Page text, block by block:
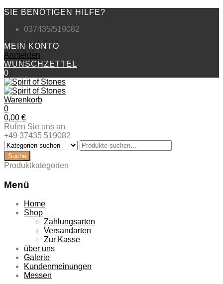
SIE BENÖTIGEN HILFE?
037435/519082
MEIN KONTO
Anmelden
WUNSCHZETTEL
0
Warenkorb
0
0,00 €
Rufen Sie uns an
+49 37435 519082
Produktkategorien
Menü
Zum
Inhalt
Home
Shop
Zahlungsarten
Versandarten
Zur Kasse
über uns
Galerie
Kundenmeinungen
Messen